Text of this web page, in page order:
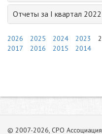
Отчеты за I квартал
2026 2025 2024 2023
2017
2016 2015 2014
© 2007-2026, СРО